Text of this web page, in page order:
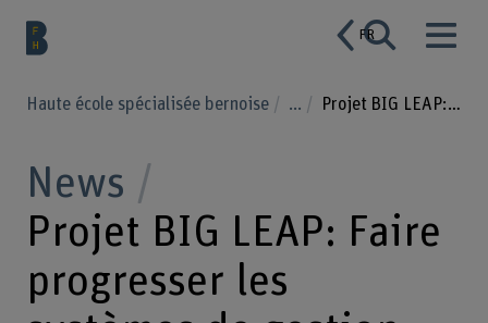
FR
Haute école spécialisée bernoise ... Projet BIG LEAP: Faire progresser les systèmes de gestion des batteries et l'intégration des batteries de seconde vie
News
Projet BIG LEAP: Faire
progresser les